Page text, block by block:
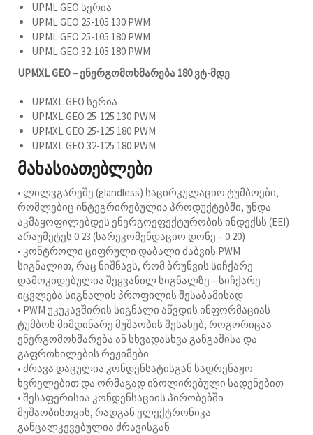
UPML GEO სერია
UPML GEO 25-105 130 PWM
UPML GEO 25-105 180 PWM
UPML GEO 32-105 180 PWM
UPMXL GEO – ენერგომოხმარება 180 ვტ-მდე
UPMXL GEO სერია
UPMXL GEO 25-125 130 PWM
UPMXL GEO 25-125 180 PWM
UPMXL GEO 32-125 180 PWM
მახასიათებლები
• ლილვგარეშე (glandless) საცირკულაციო ტუმბოები,
რომლებიც ინტეგრირებულია პროდუქტებში, უნდა
აკმაყოფილებდეს ენერგოეფექტურობის ინდექსს (EEI)
არაუმეტეს 0.23 (სარეკომენდაციო დონე – 0.20)
• კონტროლი ციფრული დაბალი ძაბვის PWM
სიგნალით, რაც ნიშნავს, რომ ბრუნვის სიჩქარე
დამოკიდებულია შეყვანილ სიგნალზე – სიჩქარე
იცვლება სიგნალის პროფილის შესაბამისად
• PWM უკუკავშირის სიგნალი აწვდის ინფორმაციას
ტუმბოს მიმდინარე მუშაობის შესახებ, როგორიცაა
ენერგომოხმარება ან სხვადასხვა განგაშისა და
გაფრთხილების რეჟიმები
• ძრავა დაცულია კონდენსატისგან სადრენაჟო
ხვრელებით და ორმაგად იზოლირებული სადენებით
• შესაფერისია კონდენსაციის პირობებში
მუშაობისთვის, რადგან ელექტრონიკა
განცალკევებულია ძრავისგან